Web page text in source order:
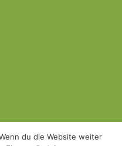
du die Website weiter